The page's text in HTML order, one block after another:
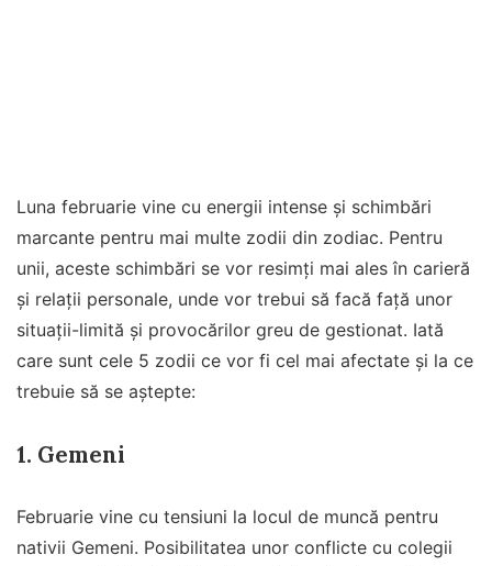
Luna februarie vine cu energii intense și schimbări
marcante pentru mai multe zodii din zodiac. Pentru
unii, aceste schimbări se vor resimți mai ales în carieră
și relații personale, unde vor trebui să facă față unor
situații-limită și provocărilor greu de gestionat. Iată
care sunt cele 5 zodii ce vor fi cel mai afectate și la ce
trebuie să se aștepte:
1. Gemeni
Februarie vine cu tensiuni la locul de muncă pentru
nativii Gemeni. Posibilitatea unor conflicte cu colegii